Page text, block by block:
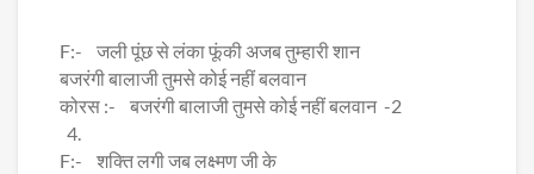
F:- जली पूंछ से लंका फूंकी अजब तुम्हारी शान
बजरंगी बालाजी तुमसे कोई नहीं बलवान
कोरस :- बजरंगी बालाजी तुमसे कोई नहीं बलवान -2
4.
F:- शक्ति लगी जब लक्ष्मण जी के